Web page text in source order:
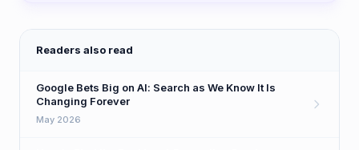
Readers also read
Google Bets Big on AI: Search as We Know It Is
Changing Forever
May 2026